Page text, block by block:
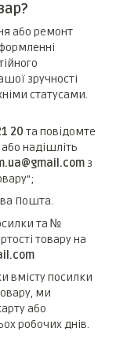
або ремонт
зручності
статусами.
20 та повідомте
надішліть
з
Пошта.
та №
товару на
вмісту посилки
ми
або
робочих днів.